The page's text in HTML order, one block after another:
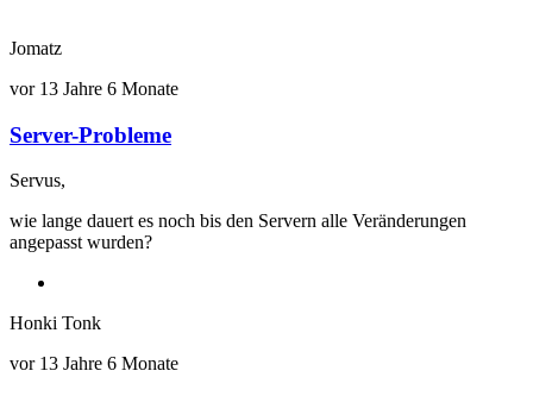
Jomatz
vor 13 Jahre 6 Monate
Server-Probleme
Servus,
wie lange dauert es noch bis den Servern alle Veränderungen
angepasst wurden?
Honki Tonk
vor 13 Jahre 6 Monate